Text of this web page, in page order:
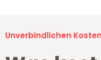
Unverbindlichen